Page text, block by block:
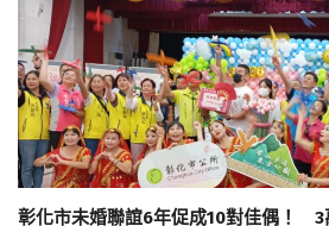
彰化市未婚聯誼6年促成10對佳偶！